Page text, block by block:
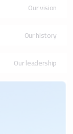
Our vision
Our history
Our leadership